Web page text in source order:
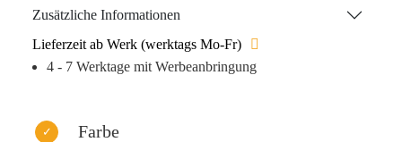
1.600 Metern. Das Produkt ist in 10 lebendigen Farben
erhältlich.
Zusätzliche Informationen
Lieferzeit ab Werk (werktags Mo-Fr)
4 - 7 Werktage mit Werbeanbringung
Farbe